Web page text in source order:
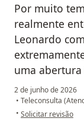
Por muito
realmente
Leonardo
uma
2 de junho de 2026
• Teleconsulta
• na opinião do
Solicitar revisão